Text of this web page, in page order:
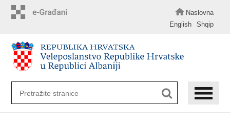
Naslovna
English
Shqip